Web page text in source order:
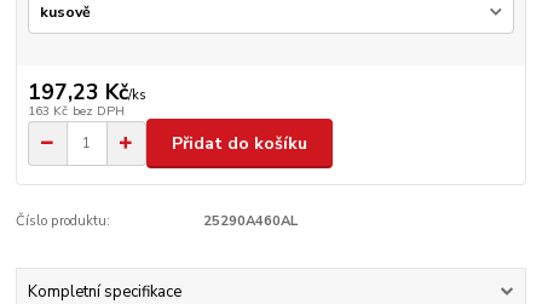
197,23 Kč/ks
163 Kč bez DPH
Přidat do košíku
Číslo produktu: 25290A460AL
Kompletní specifikace